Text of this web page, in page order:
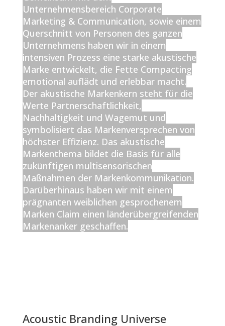
Unternehmensbereich Corporate
Marketing & Communication, sowie einem
Querschnitt von Personen des ganzen
Unternehmens haben wir in einem
intensiven Prozess eine starke akustische
Marke entwickelt, die Fette Compacting
emotional auflädt und erlebbar macht.
Der akustische Markenkern steht für die
Werte Partnerschaftlichkeit,
Nachhaltigkeit und Wagemut und
symbolisiert das Markenversprechen von
höchster Effizienz. Das akustische
Markenthema bildet die Basis für alle
zukünftigen multisensorischen
Maßnahmen der Markenkommunikation.
Darüberhinaus haben wir mit einem
prägnanten weiblichen gesprochenem
Marken Claim einen länderübergreifenden
Markenanker geschaffen.
Acoustic Branding Universe